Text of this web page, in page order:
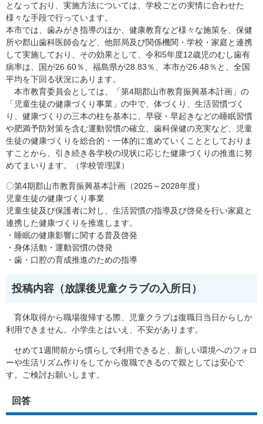
となっており、実施方法については、学校ごとの実情に合わせた
様々な手段で行っています。
本市では、歯みがき指導のほか、健康教育など様々な施策を、保健
所や郡山歯科医師会など、他部局及び関係機関・学校・家庭と連携
して実施しており、その効果として、令和5年度12歳児のむし歯有
病率は、国が26.60％、福島県が28.83％、本市が26.48％と、全国
平均を下回る状況にあります。
本市教育委員会としては、「第4期郡山市教育振興基本計画」の
「児童生徒の健康づくり事業」の中で、体づくり、生活習慣づく
り、健康づくりの三本の柱を基本に、早寝・早起きなどの睡眠習慣
や肥満予防対策を含む運動習慣の確立、歯科保健の充実など、児童
生徒の健康づくりを総合的・一体的に進めていくこととしておりま
すことから、引き続き各学校の現状に応じた健康づくりの推進に努
めてまいります。（学校管理課）
〇第4期郡山市教育振興基本計画（2025～2028年度）
児童生徒の健康づくり事業
児童生徒及び保護者に対し、生活習慣の指導及び啓発を行い家庭と
連携した健康づくりを推進します。
・睡眠の健康影響に関する普及啓発
・身体活動・運動習慣の啓発
・歯・口腔の育成推進のための指導
投稿内容（放課後児童クラブ​の入所日）
育休取得から職場復帰する際、児童クラブは復職日当日からしか
利用できません。小学生とはいえ、不安があります。
せめて1週間前から慣らしで利用できると、新しい環境へのフォロ
ーや生活リズム作りをしてから復職できるので親としては安心で
す。ご検討お願いします。
回答